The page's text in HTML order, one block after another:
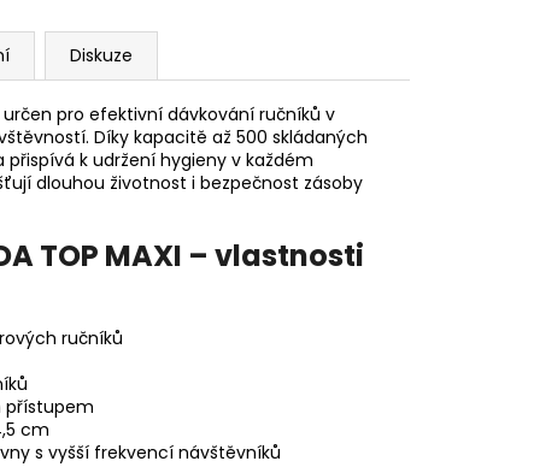
Diskuze
určen pro efektivní dávkování ručníků v
Díky kapacitě až 500 skládaných
k udržení hygieny v každém
dlouhou životnost i bezpečnost zásoby
TOP MAXI – vlastnosti
ručníků
přístupem
cm
s vyšší frekvencí návštěvníků